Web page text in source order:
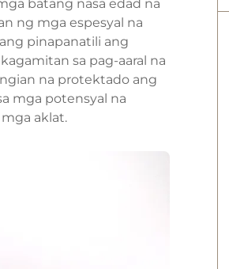
batang nasa edad na
ng mga espesyal na
pinapanatili ang
sa pag-aaral na
na protektado ang
mga potensyal na
aklat.